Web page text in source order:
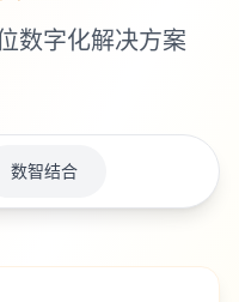
数字化解决方案
数智结合